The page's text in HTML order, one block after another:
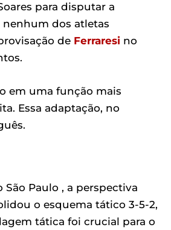
para disputar a
dos atletas
de Ferraresi no
em uma função mais
Essa adaptação, no
Paulo , a perspectiva
o esquema tático 3-5-2,
tática foi crucial para o